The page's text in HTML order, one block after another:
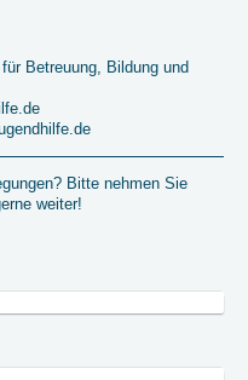
Betreuung, Bildung und
Bitte nehmen Sie
weiter!